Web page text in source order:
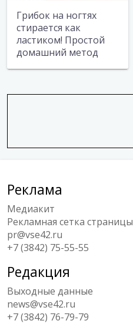
Грибок на ногтях
стирается как
ластиком! Простой
домашний метод
Реклама
Медиакит
Рекламная сетка страницы
pr@vse42.ru
+7 (3842) 75-55-55
Редакция
Выходные данные
news@vse42.ru
+7 (3842) 76-79-79